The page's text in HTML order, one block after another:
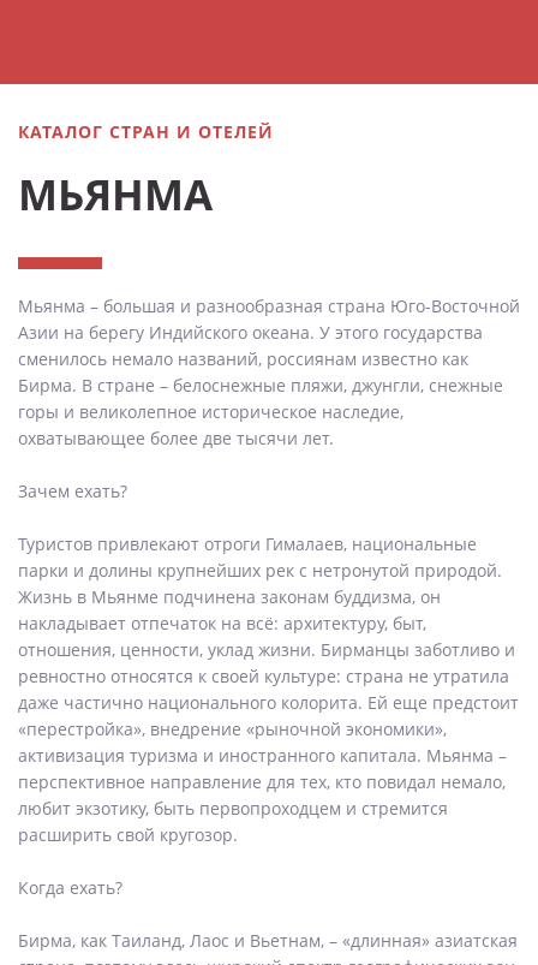
КАТАЛОГ СТРАН И ОТЕЛЕЙ
МЬЯНМА
Мьянма – большая и разнообразная страна Юго-Восточной
Азии на берегу Индийского океана. У этого государства
сменилось немало названий, россиянам известно как
Бирма. В стране – белоснежные пляжи, джунгли, снежные
горы и великолепное историческое наследие,
охватывающее более две тысячи лет.
Зачем ехать?
Туристов привлекают отроги Гималаев, национальные
парки и долины крупнейших рек с нетронутой природой.
Жизнь в Мьянме подчинена законам буддизма, он
накладывает отпечаток на всё: архитектуру, быт,
отношения, ценности, уклад жизни. Бирманцы заботливо и
ревностно относятся к своей культуре: страна не утратила
даже частично национального колорита. Ей еще предстоит
«перестройка», внедрение «рыночной экономики»,
активизация туризма и иностранного капитала. Мьянма –
перспективное направление для тех, кто повидал немало,
любит экзотику, быть первопроходцем и стремится
расширить свой кругозор.
Когда ехать?
Бирма, как Таиланд, Лаос и Вьетнам, – «длинная» азиатская